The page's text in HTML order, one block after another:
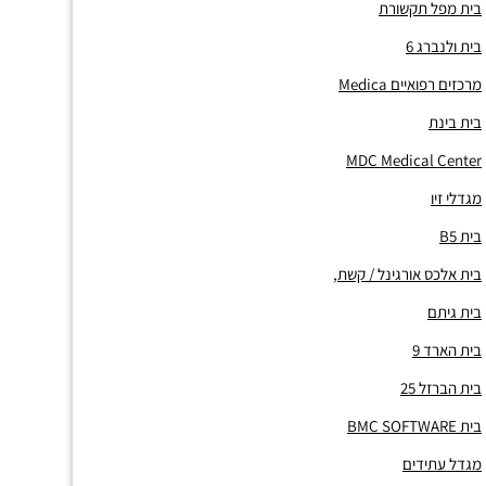
בית מפל תקשורת
בית ולנברג 6
מרכזים רפואיים Medica
בית בינת
MDC Medical Center
מגדלי זיו
בית B5
בית אלכס אורגינל / קשת,
בית גיתם
בית הארד 9
בית הברזל 25
בית BMC SOFTWARE
מגדל עתידים